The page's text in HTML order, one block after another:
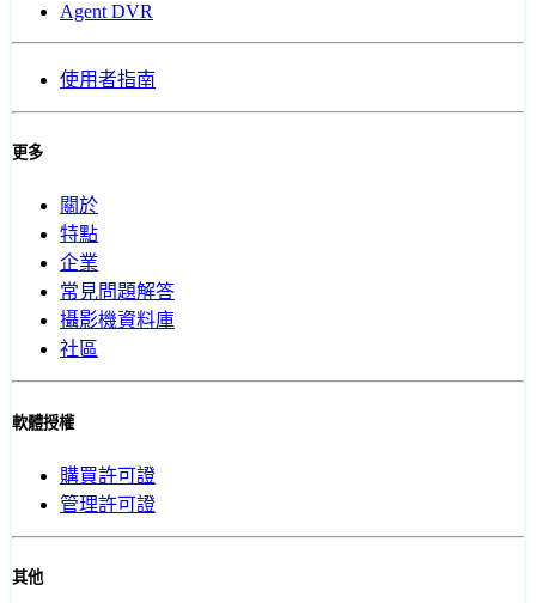
Agent DVR
使用者指南
更多
關於
特點
企業
常見問題解答
攝影機資料庫
社區
軟體授權
購買許可證
管理許可證
其他